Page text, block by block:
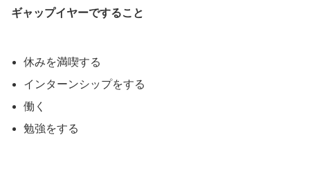
ギャップイヤーですること
休みを満喫する
インターンシップをする
働く
勉強をする